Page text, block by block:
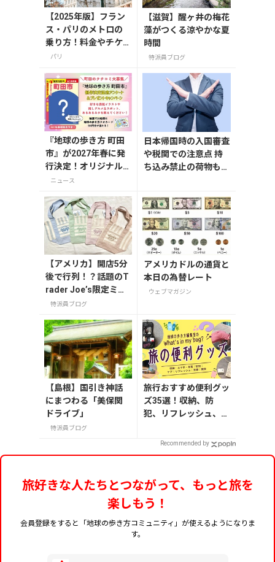
【2025年版】フラン
ス・パリのメトロの
乗り方！料金やチケ
ットの種類、注意点
パリ
【滋賀】醒ヶ井の梅花
藻がつくる涼やかな夏
時間
特派員ブログ
『地球の歩き方 町田
市』が2027年春に発
行決定！オリジナル
グッズが当たる発行
中
ニュース
日本帰国時の入国審査
や税関での注意点 持
ち込み禁止の荷物も解
【アメリカ】開店5分
後で行列！？話題のT
rader Joe’s限定ミニ
トート発売日レポ
特派員ブログ
アメリカドルの通貨と
本日の為替レート
ウェブマガジン
【島根】国引き神話
にまつわる「美保関
ドライブ」
特派員ブログ
旅行おすすめ便利グッ
ズ35選！収納、防
犯、リフレッシュ、ど
集者の旅の持ち物】
Recommended by
旅好きな人たちとつながって、もっと旅を
楽しもう！
会員登録をすると「地球の歩き方コミュニティ」が使えるようになりま
す。